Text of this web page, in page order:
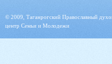
© 2009, Таганрогский Православный
центр Семьи и Молодежи